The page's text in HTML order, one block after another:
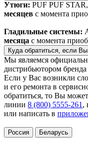
Утюги: PUF PUF
месяцев с момента
Гладильные системы:
месяца с момента
Куда обратиться, если
Мы являемся
дистрибьютором бренда
Если у Вас возникли
и его ремонта в
обратиться, то Вы
линии 8 (800) 5555-261 ,
или написать в
Россия Беларусь